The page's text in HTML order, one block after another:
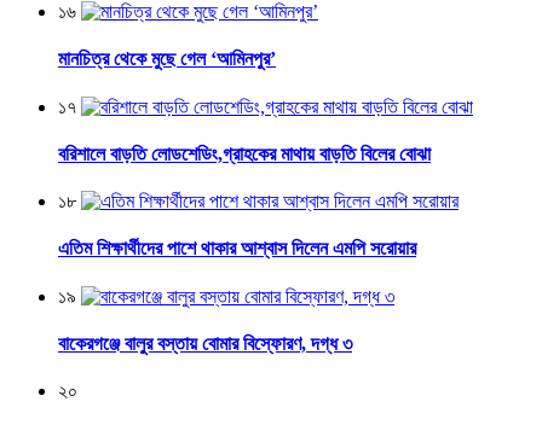
১৬
মানচিত্র থেকে মুছে গেল ‘আমিনপুর’
১৭
বরিশালে বাড়তি লোডশেডিং,গ্রাহকের মাথায় বাড়তি বিলের বোঝা
১৮
এতিম শিক্ষার্থীদের পাশে থাকার আশ্বাস দিলেন এমপি সরোয়ার
১৯
বাকেরগঞ্জে বালুর বস্তায় বোমার বিস্ফোরণ, দগ্ধ ৩
২০